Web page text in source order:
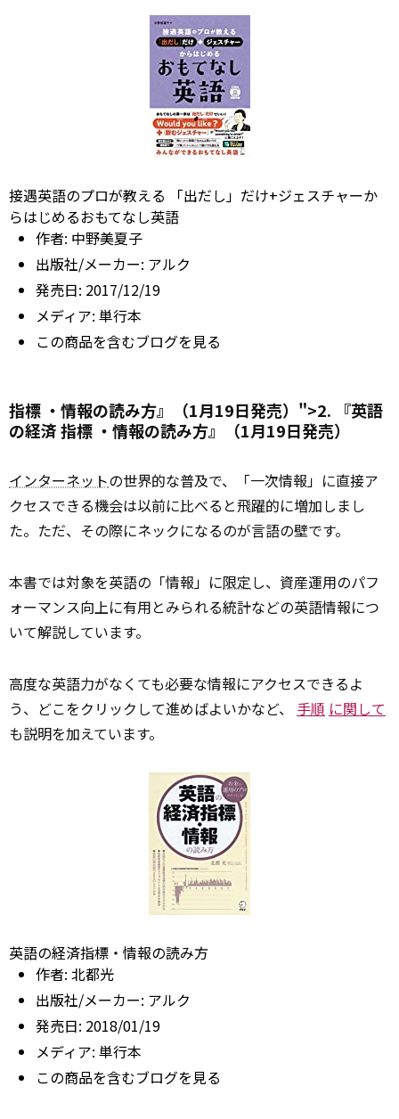
接遇英語のプロが教える 「出だし」だけ+ジェスチャーか
らはじめるおもてなし英語
作者: 中野美夏子
出版社/メーカー: アルク
発売日: 2017/12/19
メディア: 単行本
この商品を含むブログを見る
指標 ・情報の読み方』（1月19日発売）">2. 『英語
の経済指標 ・情報の読み方』（1月19日発売）
インターネットの世界的な普及で、「一次情報」に直接ア
クセスできる機会は以前に比べると飛躍的に増加しまし
た。ただ、その際にネックになるのが言語の壁です。
本書では対象を英語の「情報」に限定し、資産運用のパフ
ォーマンス向上に有用とみられる統計などの英語情報につ
いて解説しています。
高度な英語力がなくても必要な情報にアクセスできるよ
う、どこをクリックして進めばよいかなど、 手順 に関して
も説明を加えています。
英語の経済指標・情報の読み方
作者: 北都光
出版社/メーカー: アルク
発売日: 2018/01/19
メディア: 単行本
この商品を含むブログを見る